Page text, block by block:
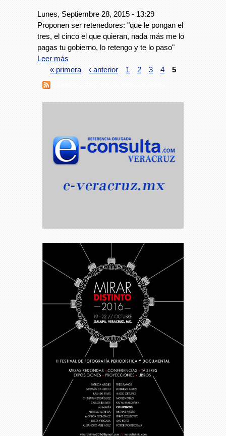
Lunes, Septiembre 28, 2015 - 13:29
Proponen ser retenedores: "que le pongan el
tres, el cinco el que quieran, nada más me lo
pagas tu gobierno, lo retengo y te lo paso"
Leer más
« primera
‹ anterior 1 2 3 4 5